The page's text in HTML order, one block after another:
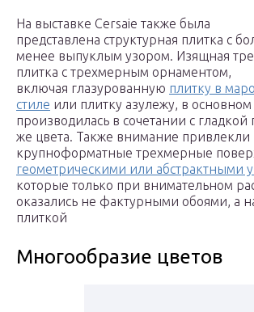
На выставке Cersaie также была
представлена структурная плитка с
менее выпуклым узором. Изящная
плитка с трехмерным орнаментом,
включая глазурованную плитку в
стиле или плитку азулежу, в основном
производилась в сочетании с гладкой
же цвета. Также внимание привлекли
крупноформатные трехмерные
геометрическими или абстрактными
которые только при внимательном
оказались не фактурными обоями, а
плиткой
Многообразие цветов